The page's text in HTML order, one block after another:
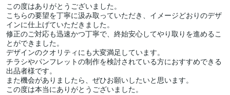
この度はありがとうございました。
こちらの要望を丁寧に汲み取っていただき、イメージどおりのデザ
インに仕上げていただきました。
修正のご対応も迅速かつ丁寧で、終始安心してやり取りを進めるこ
とができました。
デザインのクオリティにも大変満足しています。
チラシやパンフレットの制作を検討されている方におすすめできる
出品者様です。
また機会がありましたら、ぜひお願いしたいと思います。
この度は本当にありがとうございました。